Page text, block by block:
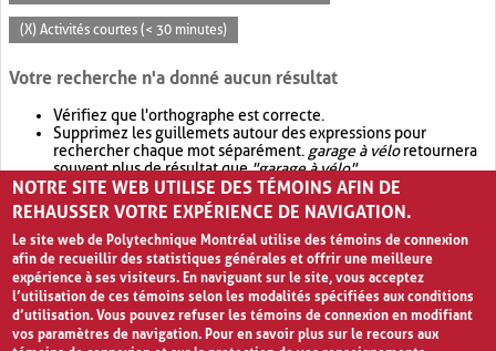
(X) Activités courtes (< 30 minutes)
Votre recherche n'a donné aucun résultat
Vérifiez que l'orthographe est correcte.
Supprimez les guillemets autour des expressions pour
rechercher chaque mot séparément. garage à véloretournera
souvent plus de résultat que"garage à vélo".
Envisagez d'élargir votre recherche avec OR.garage OR vélo
retournera souvent plus de résultat quegarage à vélo
NOTRE SITE WEB UTILISE DES TÉMOINS AFIN DE
REHAUSSER VOTRE EXPÉRIENCE DE NAVIGATION.
Le site web de Polytechnique Montréal utilise des témoins de connexion
afin de recueillir des statistiques générales et offrir une meilleure
expérience à ses visiteurs. En naviguant sur le site, vous acceptez
l’utilisation de ces témoins selon les modalités spécifiées aux conditions
d’utilisation. Vous pouvez refuser les témoins de connexion en modifiant
vos paramètres de navigation. Pour en savoir plus sur le recours aux